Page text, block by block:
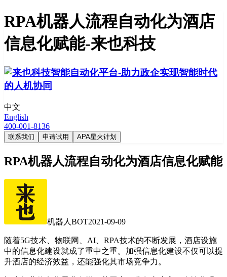
RPA机器人流程自动化为酒店
信息化赋能-来也科技
中文
English
400-001-8136
联系我们 申请试用 APA星火计划
RPA机器人流程自动化为酒店信息化赋能
机器人BOT2021-09-09
随着5G技术、物联网、AI、RPA技术的不断发展，酒店设施
中的信息化建设就成了重中之重。加强信息化建设不仅可以提
升酒店的经济效益，还能强化其市场竞争力。